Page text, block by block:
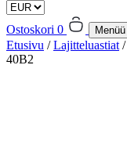
Ostoskori 0 Menüü
Etusivu /Lajitteluastiat /
40B2